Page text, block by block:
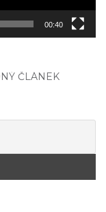
00:40
ČLÁNEK